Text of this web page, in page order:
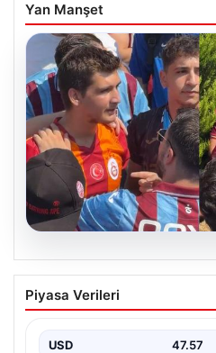
Yan Manşet
Mohamed Salah’ı
Galatasaraylı
Piyasa Verileri
USD 47.57